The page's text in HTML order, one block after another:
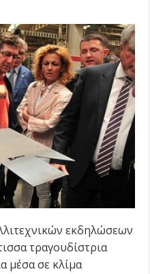
εκδηλώσεων
τραγουδίστρια
μέσα σε κλίμα